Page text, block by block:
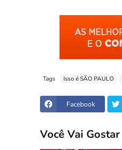
Tags Isso é SÃO PAULO
Facebook
Você Vai Gostar